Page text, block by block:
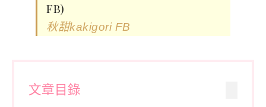
FB)
秋甜kakigori FB
文章目錄